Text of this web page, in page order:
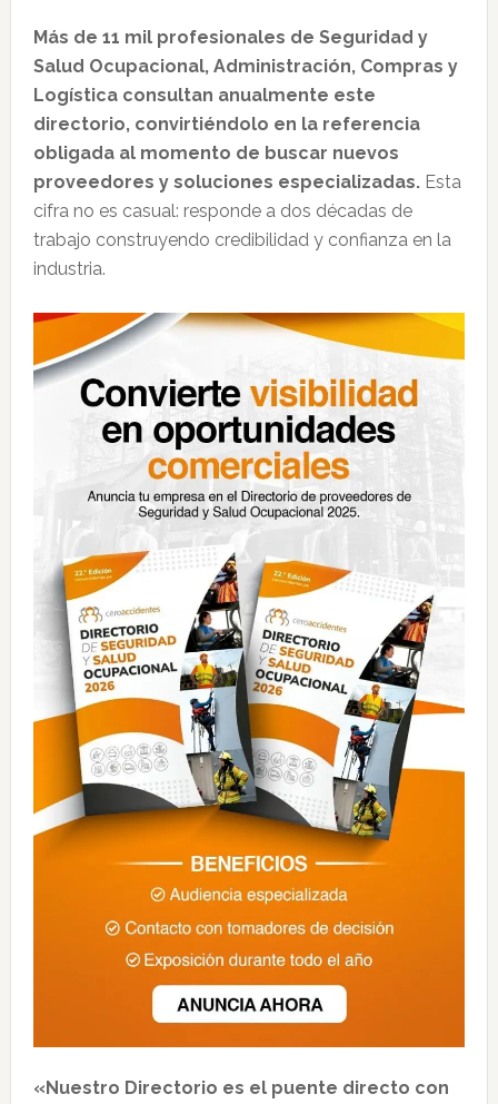
Más de 11 mil profesionales de Seguridad y
Salud Ocupacional, Administración, Compras y
Logística consultan anualmente este
directorio, convirtiéndolo en la referencia
obligada al momento de buscar nuevos
proveedores y soluciones especializadas.Esta
cifra no es casual: responde a dos décadas de
trabajo construyendo credibilidad y confianza en la
industria.
«Nuestro Directorio es el puente directo con